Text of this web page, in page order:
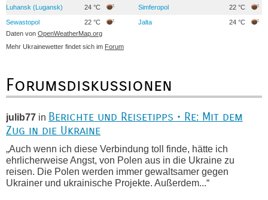
Luhansk (Lugansk) 24 °C Simferopol 22 °C
Sewastopol 22 °C Jalta
24 °C
Daten von OpenWeatherMap.org
Mehr Ukrainewetter findet sich im Forum
Forumsdiskussionen
julib77 in Berichte und Reisetipps • Re: Mit dem
Zug in die Ukraine
„Auch wenn ich diese Verbindung toll finde, hätte ich
ehrlicherweise Angst, von Polen aus in die Ukraine zu
reisen. Die Polen werden immer gewaltsamer gegen
Ukrainer und ukrainische Projekte. Außerdem...“